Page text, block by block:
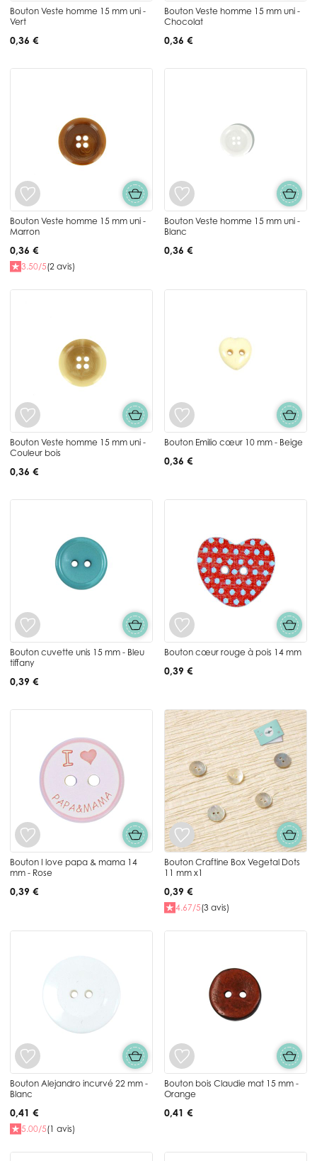
Bouton Veste homme 15 mm uni -
Vert
0,36 €
Bouton Veste homme 15 mm uni -
Chocolat
0,36 €
Bouton Veste homme 15 mm uni -
Marron
0,36 €
3.50/5(2 avis)
Bouton Veste homme 15 mm uni -
Blanc
0,36 €
Bouton Veste homme 15 mm uni -
Couleur bois
0,36 €
Bouton Emilio cœur 10 mm - Beige
0,36 €
Bouton cuvette unis 15 mm - Bleu
tiffany
0,39 €
Bouton cœur rouge à pois 14 mm
0,39 €
Bouton I love papa & mama 14
mm - Rose
0,39 €
Bouton Craftine Box Vegetal Dots
11 mm x1
0,39 €
4.67/5(3 avis)
Bouton Alejandro incurvé 22 mm -
Blanc
0,41 €
5.00/5(1 avis)
Bouton bois Claudie mat 15 mm -
Orange
0,41 €